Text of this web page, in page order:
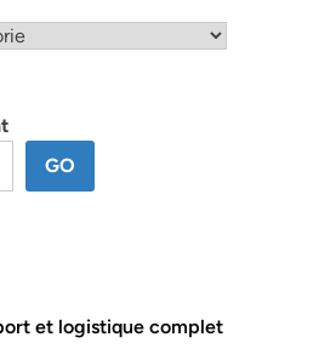
GO
et logistique complet